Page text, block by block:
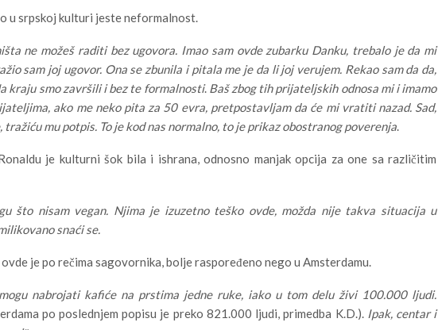
u srpskoj kulturi jeste neformalnost.
ne možeš raditi bez ugovora. Imao sam ovde zubarku Danku, trebalo je da mi
sam joj ugovor. Ona se zbunila i pitala me je da li joj verujem. Rekao sam da da,
kraju smo završili i bez te formalnosti. Baš zbog tih prijateljskih odnosa mi i imamo
ako me neko pita za 50 evra, pretpostavljam da će mi vratiti nazad. Sad,
tražiću mu potpis. To je kod nas normalno, to je prikaz obostranog poverenja.
je kulturni šok bila i ishrana, odnosno manjak opcija za one sa različitim
što nisam vegan. Njima je izuzetno teško ovde, možda nije takva situacija u
snaći se.
je po rečima sagovornika, bolje raspoređeno nego u Amsterdamu.
nabrojati kafiće na prstima jedne ruke, iako u tom delu živi 100.000 ljudi.
po poslednjem popisu je preko 821.000 ljudi, primedba K.D.). Ipak, centar i